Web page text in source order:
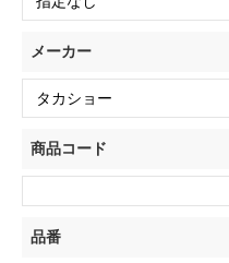
メーカー
商品コード
品番